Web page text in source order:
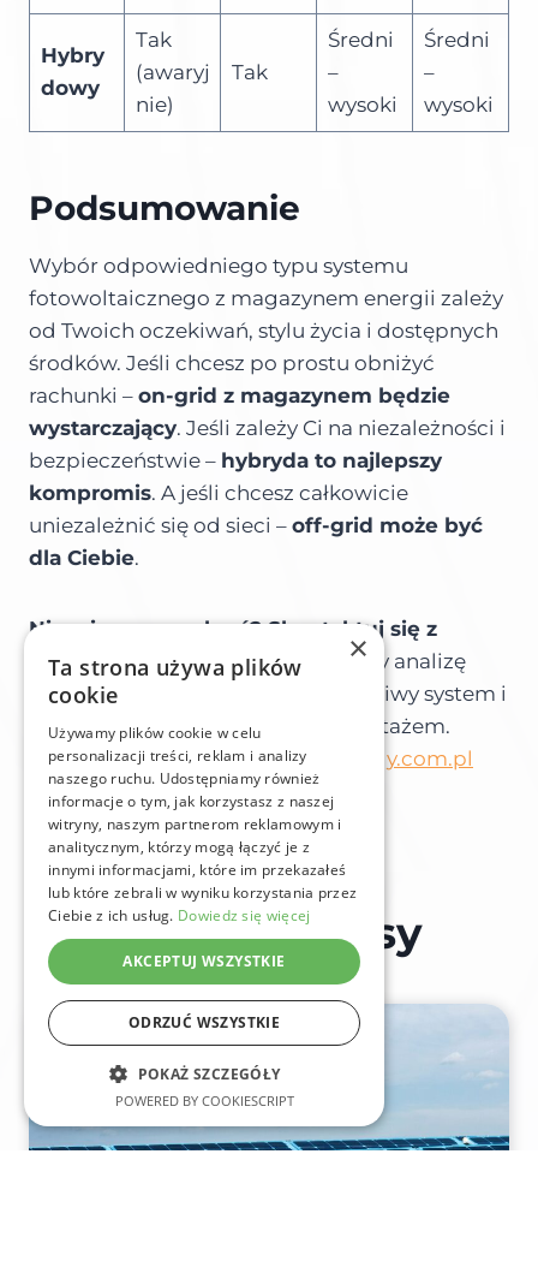
Hybry
dowy
Tak
(awaryj
nie)
Tak
Średni
–
wysoki
Średni
–
wysoki
Podsumowanie
Wybór odpowiedniego typu systemu
fotowoltaicznego z magazynem energii zależy
od Twoich oczekiwań, stylu życia i dostępnych
środków. Jeśli chcesz po prostu obniżyć
rachunki – on-grid z magazynem będzie
wystarczający. Jeśli zależy Ci na niezależności i
bezpieczeństwie – hybryda to najlepszy
kompromis. A jeśli chcesz całkowicie
uniezależnić się od sieci – off-grid może być
dla Ciebie.
Nie wiesz, co wybrać? Skontaktuj się z
ekspertami ZENERGY– wykonamy analizę
Twoich potrzeb, dobierzemy właściwy system i
zajmiemy się profesjonalnym montażem.
Dowiedz się więcej na www.zenergy.com.pl
Nasze inne wpisy
×
Ta strona używa plików
cookie
Używamy plików cookie w celu
personalizacji treści, reklam i analizy
naszego ruchu. Udostępniamy również
informacje o tym, jak korzystasz z naszej
witryny, naszym partnerom reklamowym i
analitycznym, którzy mogą łączyć je z
innymi informacjami, które im przekazałeś
lub które zebrali w wyniku korzystania przez
Ciebie z ich usług. Dowiedz się więcej
AKCEPTUJ WSZYSTKIE
ODRZUĆ WSZYSTKIE
POKAŻ SZCZEGÓŁY
POWERED BY COOKIESCRIPT